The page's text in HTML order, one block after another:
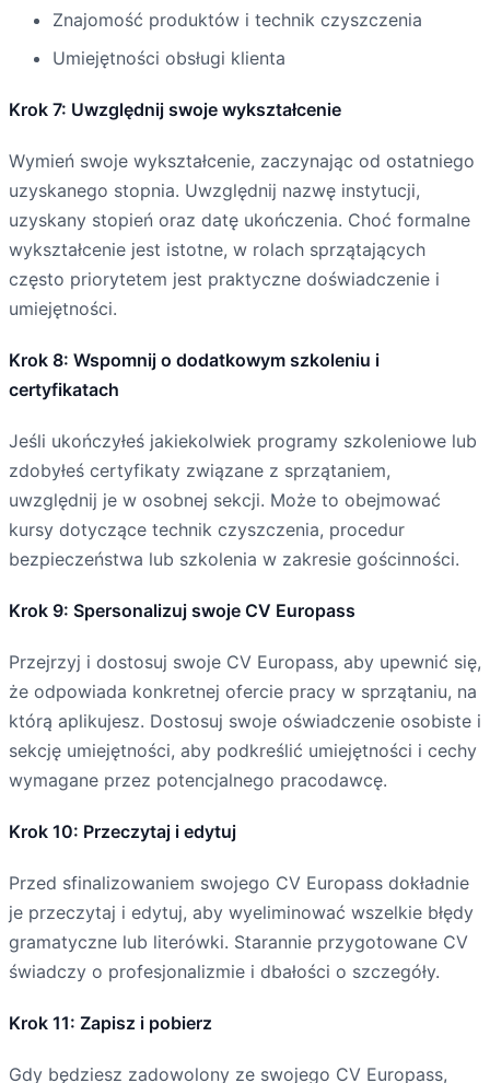
Znajomość produktów i technik czyszczenia
Umiejętności obsługi klienta
Krok 7: Uwzględnij swoje wykształcenie
Wymień swoje wykształcenie, zaczynając od ostatniego
uzyskanego stopnia. Uwzględnij nazwę instytucji,
uzyskany stopień oraz datę ukończenia. Choć formalne
wykształcenie jest istotne, w rolach sprzątających
często priorytetem jest praktyczne doświadczenie i
umiejętności.
Krok 8: Wspomnij o dodatkowym szkoleniu i
certyfikatach
Jeśli ukończyłeś jakiekolwiek programy szkoleniowe lub
zdobyłeś certyfikaty związane z sprzątaniem,
uwzględnij je w osobnej sekcji. Może to obejmować
kursy dotyczące technik czyszczenia, procedur
bezpieczeństwa lub szkolenia w zakresie gościnności.
Krok 9: Spersonalizuj swoje CV Europass
Przejrzyj i dostosuj swoje CV Europass, aby upewnić się,
że odpowiada konkretnej ofercie pracy w sprzątaniu, na
którą aplikujesz. Dostosuj swoje oświadczenie osobiste i
sekcję umiejętności, aby podkreślić umiejętności i cechy
wymagane przez potencjalnego pracodawcę.
Krok 10: Przeczytaj i edytuj
Przed sfinalizowaniem swojego CV Europass dokładnie
je przeczytaj i edytuj, aby wyeliminować wszelkie błędy
gramatyczne lub literówki. Starannie przygotowane CV
świadczy o profesjonalizmie i dbałości o szczegóły.
Krok 11: Zapisz i pobierz
Gdy będziesz zadowolony ze swojego CV Europass,